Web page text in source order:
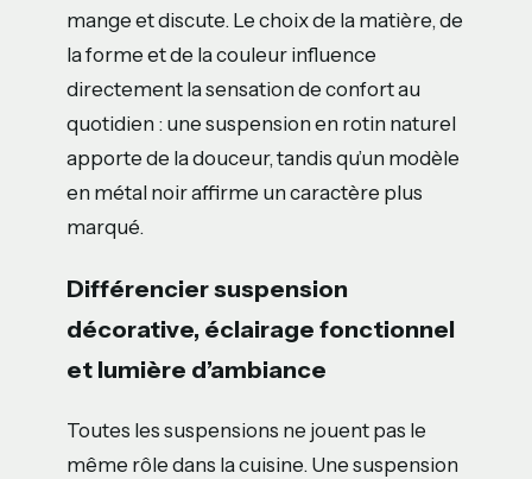
mange et discute. Le choix de la matière, de
la forme et de la couleur influence
directement la sensation de confort au
quotidien : une suspension en rotin naturel
apporte de la douceur, tandis qu’un modèle
en métal noir affirme un caractère plus
marqué.
Différencier suspension
décorative, éclairage fonctionnel
et lumière d’ambiance
Toutes les suspensions ne jouent pas le
même rôle dans la cuisine. Une suspension